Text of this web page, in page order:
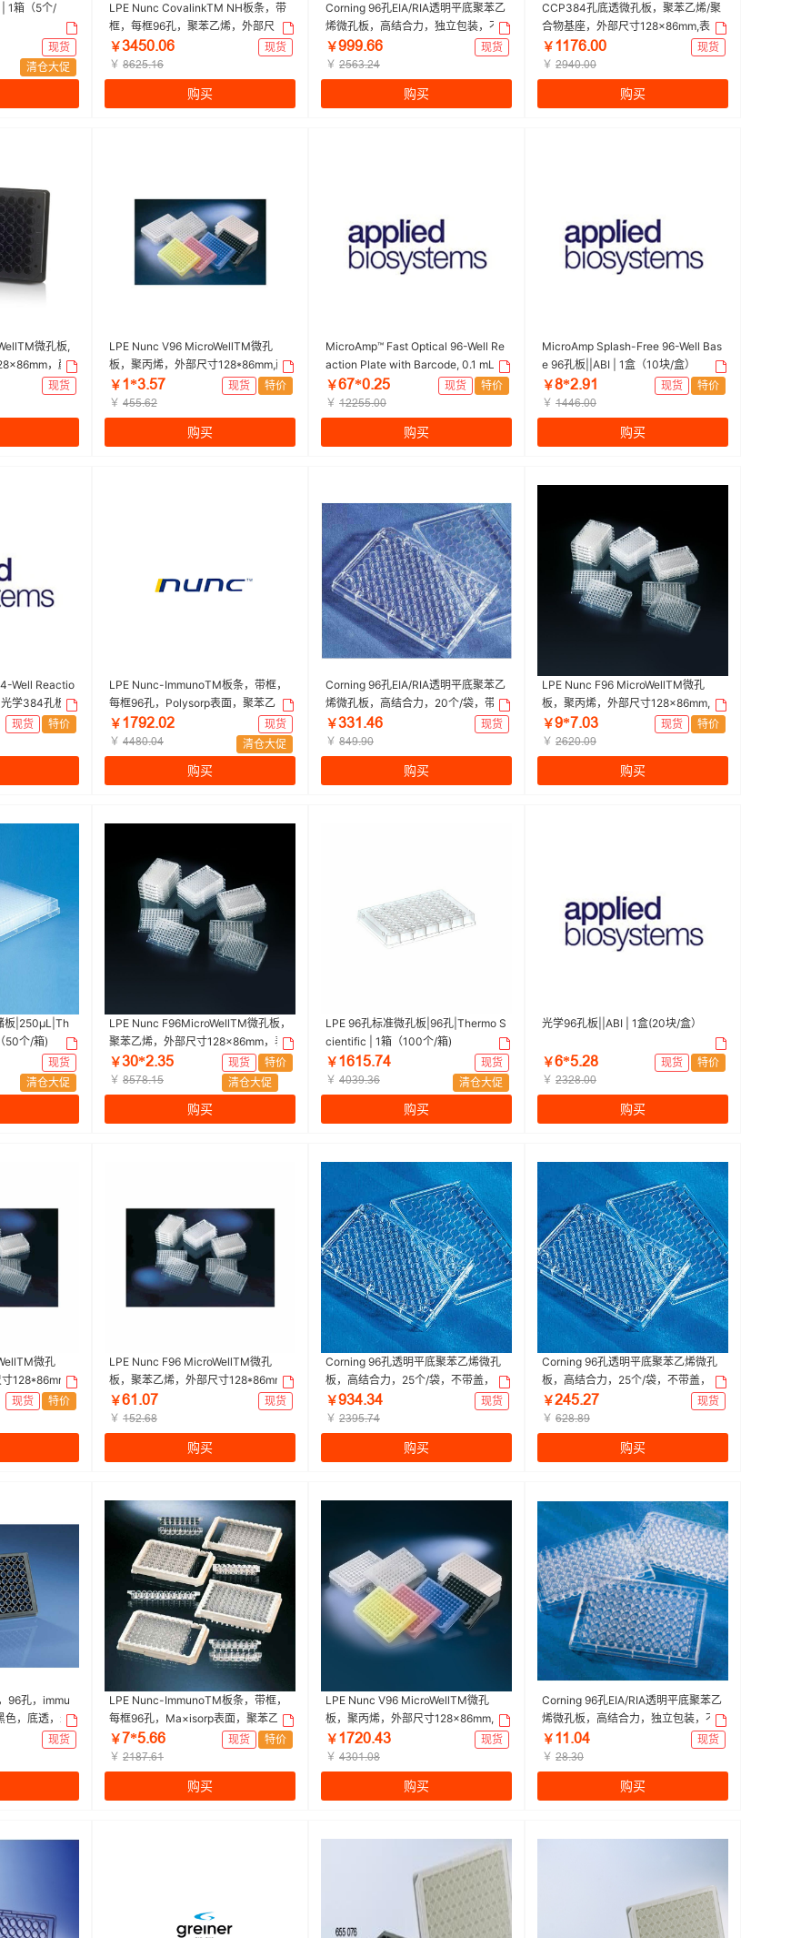
1箱（5个/
现货
清仓大促
LPE Nunc CovalinkTM NH板条，带
框，每框96孔，聚苯乙烯，外部尺
寸：128*86mm，规格，F8|96孔|Nu
nc | 1箱（5个/包，6包/箱）
￥ŁȂœřŤřƧ
现货
￥ ȬƧſœŤǝƧ
购买
Corning 96孔EIA/RIA透明平底聚苯乙
烯微孔板，高结合力，独立包装，不
带盖，非灭菌|96孔|Corning/康宁 | 1
箱（1个/包，100包/箱）
￥ůůůŤƧƧ
现货
￥ ſœƧŁŤſȂ
购买
CCP384孔底透微孔板，聚苯乙烯/聚
合物基座，外部尺寸128×86mm,表
面，未经处理，颜色，白色，无盖|38
4孔|Nunc | 1箱（10个/包，30个/
箱）
￥ ǝǝƚƧŤřř
现货
￥ ſůȂřŤřř
购买
微孔板,
，颜
箱，1/50，表
| 1箱（1个/
现货
LPE Nunc V96 MicroWellTM微孔
板，聚丙烯，外部尺寸128*86mm,颜
色，自然，未灭菌，无盖 爆款|96孔|
Nunc | 1包（20个/包，120个/箱）
￥ ǝ*ŁŤœƚ 特价
现货
￥ ȂœœŤƧſ
购买
MicroAmp™ Fast Optical 96-Well Re
action Plate with Barcode, 0.1 mL 9
6孔板|0.1ml|ABI | 1箱（200块/箱）
￥Ƨƚ*řŤſœ 特价
现货
￥ ǝſſœœŤřř
购买
MicroAmp Splash-Free 96-Well Bas
e 96孔板||ABI | 1盒（10块/盒）
￥Ȭ*ſŤůǝ 特价
现货
￥ ǝȂȂƧŤřř
购买
Well Reactio
学384孔板||
特价
现货
LPE Nunc-ImmunoTM板条，带框，
每框96孔，Polysorp表面，聚苯乙
烯，外部尺寸：128*86mm,规格，U
8,总表面积2.0cm2/孔|96孔|Nunc | 1
箱（10个/包，6包/箱）
￥ ǝƚůſŤřſ
现货
清仓大促
￥ ȂȂȬřŤřȂ
购买
Corning 96孔EIA/RIA透明平底聚苯乙
烯微孔板，高结合力，20个/袋，带
盖，无菌|96孔|Corning/康宁 | 1包
（20个/包，5包/箱)
￥ŁŁǝŤȂƧ
现货
￥ ȬȂůŤůř
购买
LPE Nunc F96 MicroWellTM微孔
板，聚丙烯，外部尺寸128×86mm,表
面，Ma×iSorp，未灭菌,带证书|400
μL|Nunc | 1箱（5个/袋，12袋/箱，6
0个/箱)
￥ů*ƚŤřŁ 特价
现货
￥ ſƧſřŤřů
购买
板|250µL|Th
50个/箱)
现货
清仓大促
LPE Nunc F96MicroWellTM微孔板，
聚苯乙烯，外部尺寸128×86mm，表
面Ma×lSorp，未灭菌，无盖，数量每
包/箱10/180|圆底 外部尺寸：128×86
mm|Nunc | 1箱（180个/箱)
￥Łř*ſŤŁœ 特价
现货
清仓大促
￥ ȬœƚȬŤǝœ
购买
LPE 96孔标准微孔板|96孔|Thermo S
cientific | 1箱（100个/箱)
￥ ǝƧǝœŤƚȂ
现货
清仓大促
￥ ȂřŁůŤŁƧ
购买
光学96孔板||ABI | 1盒(20块/盒）
￥Ƨ*œŤſȬ 特价
现货
￥ ſŁſȬŤřř
购买
微孔
128*86mm,
菌 爆款|96孔|
包/箱）
特价
现货
LPE Nunc F96 MicroWellTM微孔
板，聚苯乙烯，外部尺寸128*86mm,
表面，MaxiSorp，未灭菌 爆款|96孔|
Nunc | 1包（5个/包，12包/箱）
￥ƧǝŤřƚ
现货
￥ ǝœſŤƧȬ
购买
Corning 96孔透明平底聚苯乙烯微孔
板，高结合力，25个/袋，不带盖，非
灭菌|96孔|Corning/康宁 | 1箱（25个/
包，4包/箱）
￥ůŁȂŤŁȂ
现货
￥ ſŁůœŤƚȂ
购买
Corning 96孔透明平底聚苯乙烯微孔
板，高结合力，25个/袋，不带盖，非
灭菌|96孔|Corning/康宁 | 1包（25个/
包，4包/箱）
￥ſȂœŤſƚ
现货
￥ ƧſȬŤȬů
购买
96孔，immu
色，底透，未
普兰德 | 1箱
现货
LPE Nunc-ImmunoTM板条，带框，
每框96孔，Ma×isorp表面，聚苯乙
烯，外部尺寸：128×86mm,规格，F
8， 爆款|350μL|Nunc | 1箱（10个/
包，6包/箱，60个/箱)
￥ƚ*œŤƧƧ 特价
现货
￥ ſǝȬƚŤƧǝ
购买
LPE Nunc V96 MicroWellTM微孔
板，聚丙烯，外部尺寸128×86mm,颜
色，自然，已灭菌，无盖|圆底 外部尺
寸128×86mm|Nunc | 1箱（20个/
包，6包/箱，120个/箱)
￥ ǝƚſřŤȂŁ
现货
￥ ȂŁřǝŤřȬ
购买
Corning 96孔EIA/RIA透明平底聚苯乙
烯微孔板，高结合力，独立包装，不
带盖，非灭菌|96孔|Corning/康宁 | 1
包（1个/包，100包/箱)
￥ ǝǝŤřȂ
现货
￥ ſȬŤŁř
购买